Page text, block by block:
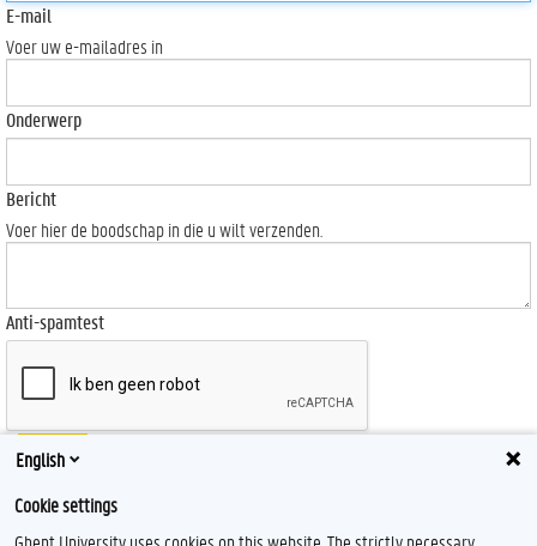
E-mail
Voer uw e-mailadres in
Onderwerp
Bericht
Voer hier de boodschap in die u wilt verzenden.
Anti-spamtest
Send
English
Cookie settings